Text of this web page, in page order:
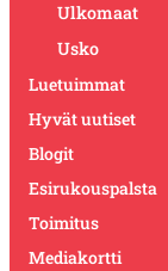
Ulkomaat
Usko
Luetuimmat
Hyvät uutiset
Blogit
Esirukouspalsta
Toimitus
Mediakortti